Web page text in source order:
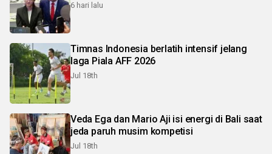
6 hari lalu
Timnas Indonesia berlatih intensif jelang
laga Piala AFF 2026
Jul 18th
Veda Ega dan Mario Aji isi energi di Bali saat
jeda paruh musim kompetisi
Jul 18th